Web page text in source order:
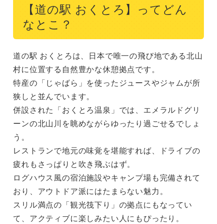
【道の駅 おくとろ】ってどん
なとこ？
道の駅 おくとろは、日本で唯一の飛び地である北山
村に位置する自然豊かな休憩拠点です。
特産の「じゃばら」を使ったジュースやジャムが所
狭しと並んでいます。
併設された「おくとろ温泉」では、エメラルドグリ
ーンの北山川を眺めながらゆったり過ごせるでしょ
う。
レストランで地元の味覚を堪能すれば、ドライブの
疲れもさっぱりと吹き飛ぶはず。
ログハウス風の宿泊施設やキャンプ場も完備されて
おり、アウトドア派にはたまらない魅力。
スリル満点の「観光筏下り」の拠点にもなってい
て、アクティブに楽しみたい人にもぴったり。